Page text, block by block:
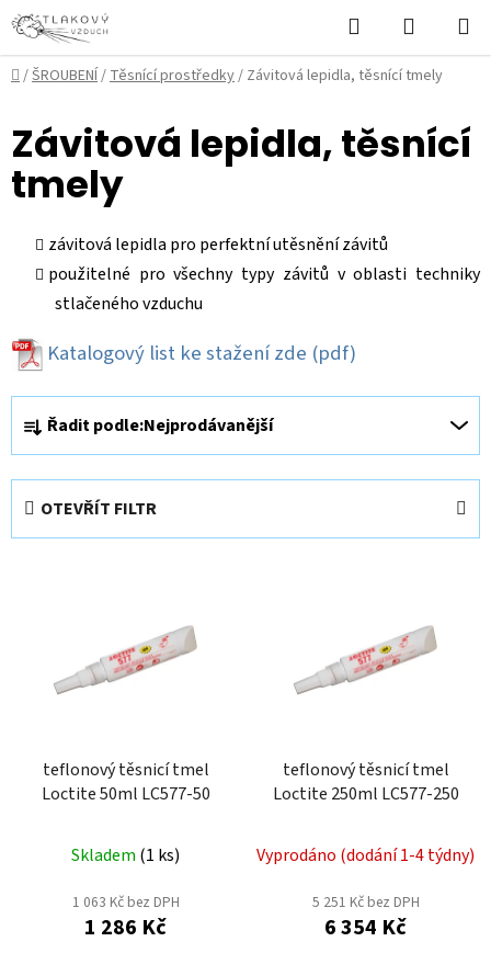
Přejít
na
obsah
Hledat
KOŠÍK
Domů
/ŠROUBENÍ/Těsnící prostředky/ Závitová lepidla, těsnící tmely
Závitová lepidla, těsnící
tmely
závitová lepidla pro perfektní utěsnění závitů
použitelné pro všechny typy závitů v oblasti techniky
stlačeného vzduchu
Katalogový list ke stažení zde (pdf)
Ř
a
z
e
n
í
Řadit podle:Nejprodávanější
OTEVŘÍT FILTR
teflonový těsnicí tmel
Loctite 50ml LC577-50
Skladem (1 ks)
1 063 Kč bez DPH
1 286 Kč
teflonový těsnicí tmel
Loctite 250ml LC577-250
Vyprodáno (dodání 1-4 týdny)
5 251 Kč bez DPH
6 354 Kč